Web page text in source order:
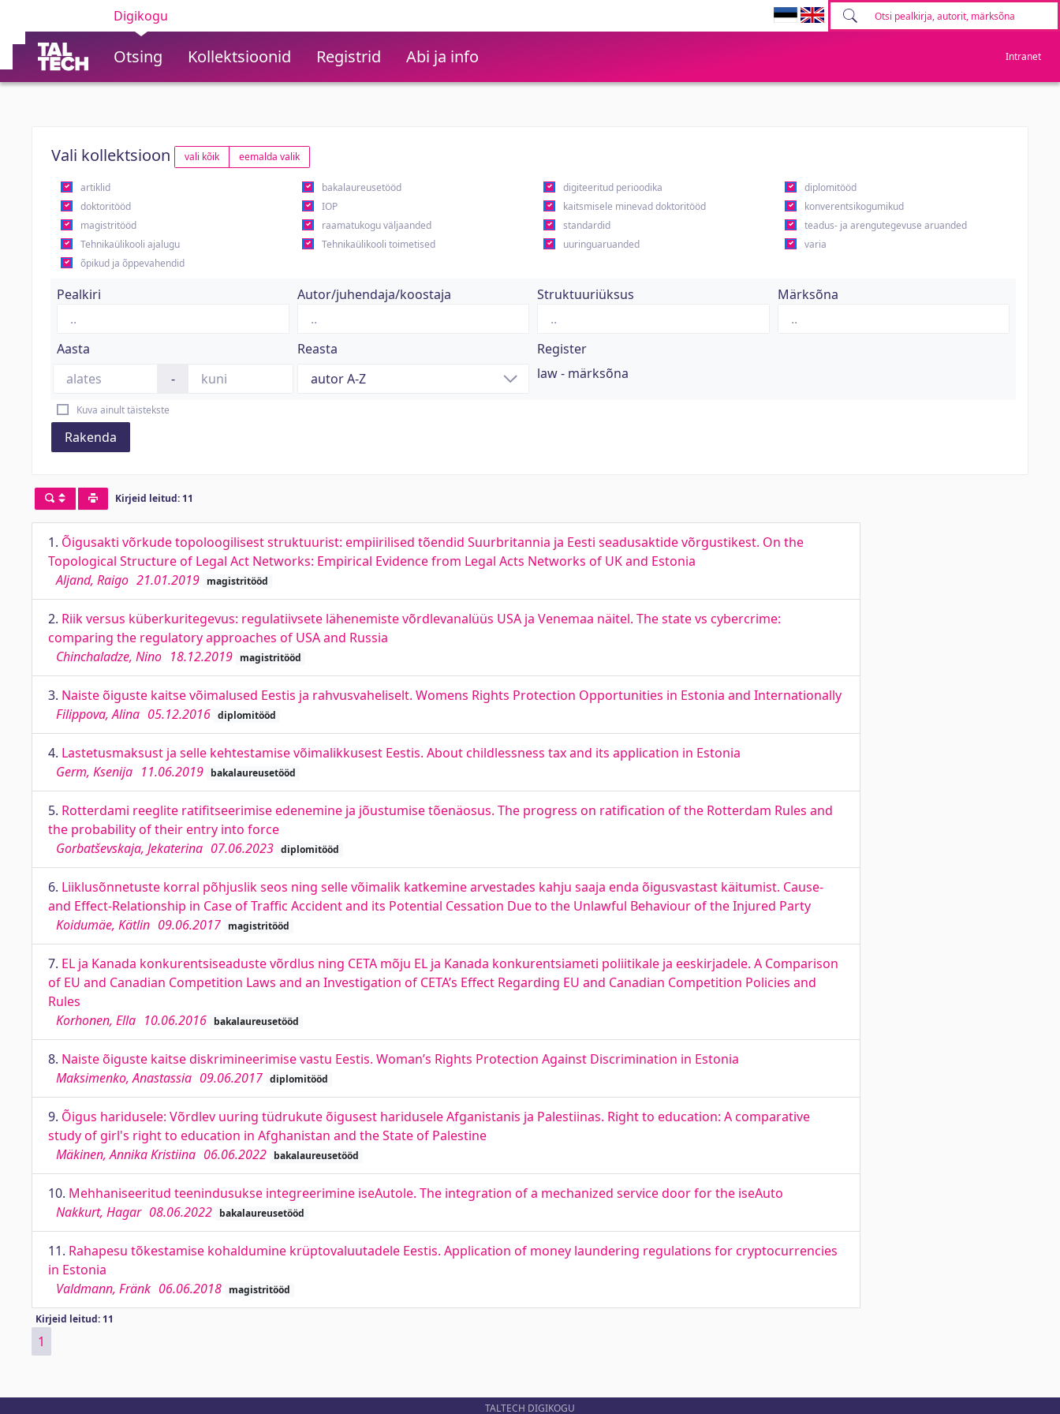
Digikogu
Otsing Kollektsioonid Registrid Abi ja info Intranet
Vali kollektsioon vali kõik eemalda valik
artiklid bakalaureusetööd digiteeritud perioodika
diplomitööd
doktoritööd
IOP kaitsmisele minevad doktoritööd
konverentsikogumikud
magistritööd
raamatukogu väljaanded standardid
teadus- ja arengutegevuse aruanded
Tehnikaülikooli ajalugu
Tehnikaülikooli toimetised uuringuaruanded
varia
õpikud ja õppevahendid
Pealkiri Autor/juhendaja/koostaja Struktuuriüksus Märksõna
Aasta
-
Reasta
Register
law - märksõna
Kuva ainult täistekste
Rakenda
Kirjeid leitud: 11
1. Õigusakti võrkude topoloogilisest struktuurist: empiirilised tõendid Suurbritannia ja Eesti seadusaktide võrgustikest. On the
Topological Structure of Legal Act Networks: Empirical Evidence from Legal Acts Networks of UK and Estonia
Aljand, Raigo 21.01.2019 magistritööd
2. Riik versus küberkuritegevus: regulatiivsete lähenemiste võrdlevanalüüs USA ja Venemaa näitel. The state vs cybercrime:
comparing the regulatory approaches of USA and Russia
Chinchaladze, Nino 18.12.2019 magistritööd
3. Naiste õiguste kaitse võimalused Eestis ja rahvusvaheliselt. Womens Rights Protection Opportunities in Estonia and Internationally
Filippova, Alina 05.12.2016 diplomitööd
4. Lastetusmaksust ja selle kehtestamise võimalikkusest Eestis. About childlessness tax and its application in Estonia
Germ, Ksenija 11.06.2019 bakalaureusetööd
5. Rotterdami reeglite ratifitseerimise edenemine ja jõustumise tõenäosus. The progress on ratification of the Rotterdam Rules and
the probability of their entry into force
Gorbatševskaja, Jekaterina 07.06.2023 diplomitööd
6. Liiklusõnnetuste korral põhjuslik seos ning selle võimalik katkemine arvestades kahju saaja enda õigusvastast käitumist. Cause-
and Effect-Relationship in Case of Traffic Accident and its Potential Cessation Due to the Unlawful Behaviour of the Injured Party
Koidumäe, Kätlin 09.06.2017 magistritööd
7. EL ja Kanada konkurentsiseaduste võrdlus ning CETA mõju EL ja Kanada konkurentsiameti poliitikale ja eeskirjadele. A Comparison
of EU and Canadian Competition Laws and an Investigation of CETA’s Effect Regarding EU and Canadian Competition Policies and
Rules
Korhonen, Ella 10.06.2016 bakalaureusetööd
8. Naiste õiguste kaitse diskrimineerimise vastu Eestis. Woman’s Rights Protection Against Discrimination in Estonia
Maksimenko, Anastassia 09.06.2017 diplomitööd
9. Õigus haridusele: Võrdlev uuring tüdrukute õigusest haridusele Afganistanis ja Palestiinas. Right to education: A comparative
study of girl's right to education in Afghanistan and the State of Palestine
Mäkinen, Annika Kristiina 06.06.2022 bakalaureusetööd
10. Mehhaniseeritud teenindusukse integreerimine iseAutole. The integration of a mechanized service door for the iseAuto
Nakkurt, Hagar 08.06.2022 bakalaureusetööd
11. Rahapesu tõkestamise kohaldumine krüptovaluutadele Eestis. Application of money laundering regulations for cryptocurrencies
in Estonia
Valdmann, Fränk 06.06.2018 magistritööd
Kirjeid leitud: 11
1
TALTECH DIGIKOGU